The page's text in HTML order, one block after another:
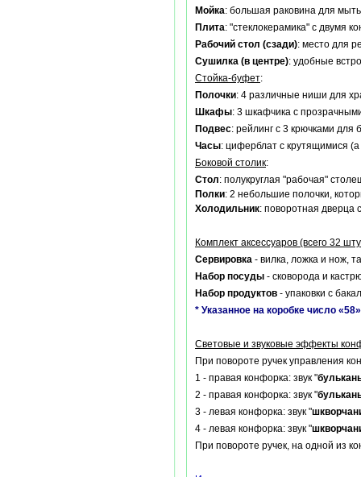
Мойка: большая раковина для
Плита: "стеклокерамика" с двумя
Рабочий стол (сзади): место для
Сушилка (в центре): удобные
Стойка-буфет:
Полочки: 4 различные ниши для
Шкафы: 3 шкафчика с
Подвес: рейлинг с 3 крючками для
Часы: циферблат с крутящимися
Боковой столик:
Стол: полукруглая "рабочая"
Полки: 2 небольшие полочки,
Холодильник: поворотная дверца
Комплект аксессуаров (всего 32
Сервировка - вилка, ложка и нож,
Набор посуды - сковорода и
Набор продуктов - упаковки с
* Указанное на коробке число
Световые и звуковые эффекты
При повороте ручек управления
1 - правая конфорка: звук "
2 - правая конфорка: звук "
3 - левая конфорка: звук "
4 - левая конфорка: звук "
При повороте ручек, на одной из